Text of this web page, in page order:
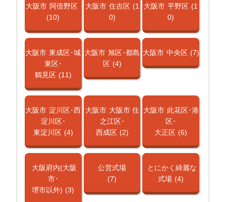
大阪市 阿倍野区
(10)
大阪市 住吉区 (1
0)
大阪市 平野区 (1
0)
大阪市 東成区･城
東区･
鶴見区 (11)
大阪市 旭区･都島
区 (4)
大阪市 中央区 (7)
大阪市 淀川区･西
淀川区･
東淀川区 (4)
大阪市 大阪市 住
之江区･
西成区 (2)
大阪市 此花区･港
区･
大正区 (6)
大阪府内(大阪
市･
堺市以外) (3)
公営式場
(7)
とにかく綺麗な
式場 (4)